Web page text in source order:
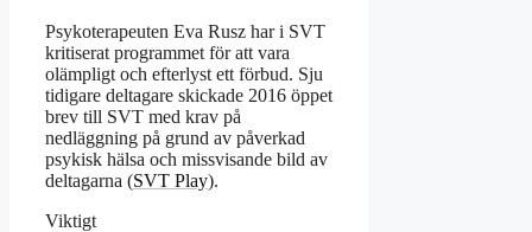
Psykoterapeuten Eva Rusz har i SVT
kritiserat programmet för att vara
olämpligt och efterlyst ett förbud. Sju
tidigare deltagare skickade 2016 öppet
brev till SVT med krav på
nedläggning på grund av påverkad
psykisk hälsa och missvisande bild av
deltagarna (SVT Play).
Viktigt